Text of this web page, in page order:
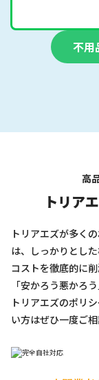
不用
高
トリア
トリアエズが多く
は、しっかりとし
コストを徹底的に
「安かろう悪かろ
トリアエズのポリ
い方はぜひ一度ご相